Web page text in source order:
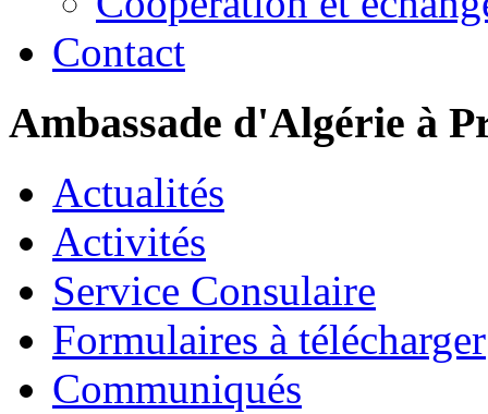
Contact
Ambassade d'Algérie à
Actualités
Activités
Service Consulaire
Formulaires à télécharger
Communiqués